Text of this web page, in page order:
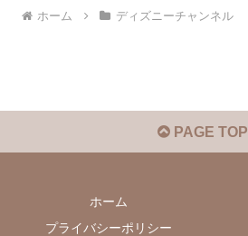
ホーム ディズニーチャンネル
PAGE TOP
ホーム
プライバシーポリシー